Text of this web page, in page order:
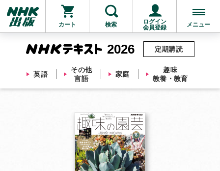
カート 検索
ログイン
会員登録
メニュー
2026
英語
その他
言語
家庭
趣味
教養・教育
定期購読
他にも商品を買う